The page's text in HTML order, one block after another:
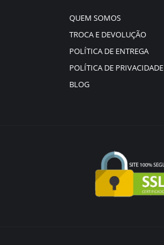
QUEM SOMOS
TROCA E DEVOLUÇÃO
POLÍTICA DE ENTREGA
POLÍTICA DE PRIVACIDADE
BLOG